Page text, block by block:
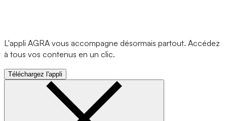
L'appli AGRA vous accompagne désormais partout. Accédez
à tous vos contenus en un clic.
Téléchargez l'appli